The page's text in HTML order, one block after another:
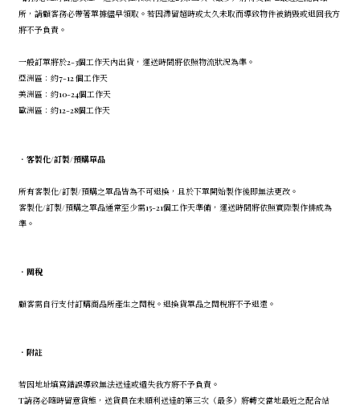
所，請顧客務必帶著單據儘早領取。若因滯留超時或太久未取而導致物件被銷毀或退回我方
將不予負責。
一般訂單將於2-3個工作天內出貨，運送時間將依照物流狀況為準。
亞洲區：約7-12 個工作天
美洲區：約10-24個工作天
歐洲區：約12-28個工作天
． 客製化/訂製/預購單品
所有客製化/訂製/預購之單品皆為不可退換，且於下單開始製作後即無法更改。
客製化/訂製/預購之單品通常至少需15-21個工作天準備，運送時間將依照實際製作排成為
準。
． 關稅
顧客需自行支付訂購商品所產生之關稅。退換貨單品之關稅將不予退還。
． 附註
若因地址填寫錯誤導致無法送達或遺失我方將不予負責。
T請務必隨時留意貨態，送貨員在未順利送達的第三次（最多）將轉交當地最近之配合站